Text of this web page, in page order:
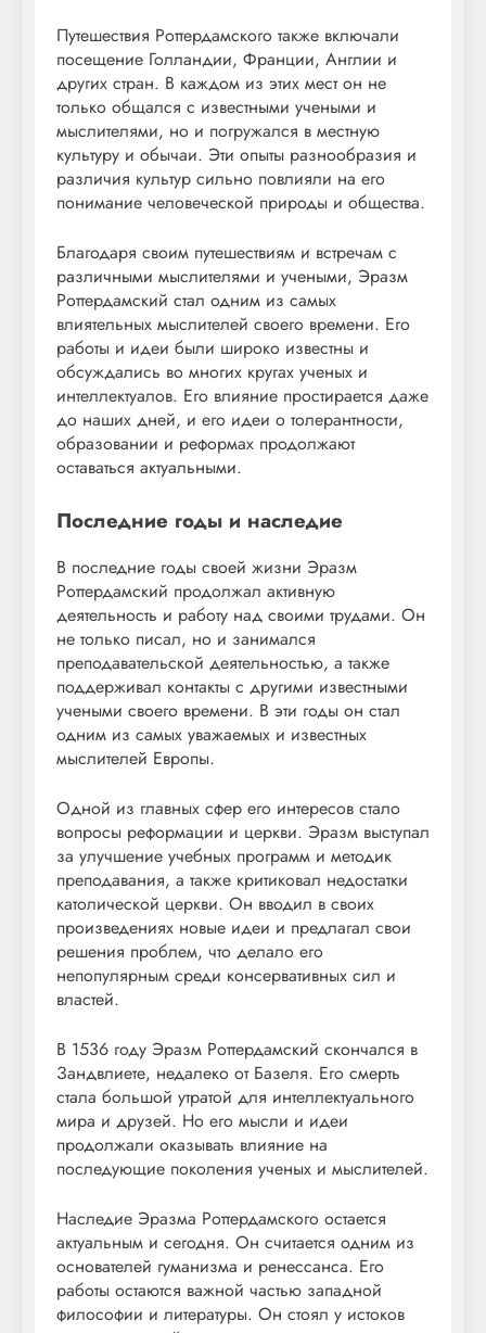
Путешествия Роттердамского также включали
посещение Голландии, Франции, Англии и
других стран. В каждом из этих мест он не
только общался с известными учеными и
мыслителями, но и погружался в местную
культуру и обычаи. Эти опыты разнообразия и
различия культур сильно повлияли на его
понимание человеческой природы и общества.
Благодаря своим путешествиям и встречам с
различными мыслителями и учеными, Эразм
Роттердамский стал одним из самых
влиятельных мыслителей своего времени. Его
работы и идеи были широко известны и
обсуждались во многих кругах ученых и
интеллектуалов. Его влияние простирается даже
до наших дней, и его идеи о толерантности,
образовании и реформах продолжают
оставаться актуальными.
Последние годы и наследие
В последние годы своей жизни Эразм
Роттердамский продолжал активную
деятельность и работу над своими трудами. Он
не только писал, но и занимался
преподавательской деятельностью, а также
поддерживал контакты с другими известными
учеными своего времени. В эти годы он стал
одним из самых уважаемых и известных
мыслителей Европы.
Одной из главных сфер его интересов стало
вопросы реформации и церкви. Эразм выступал
за улучшение учебных программ и методик
преподавания, а также критиковал недостатки
католической церкви. Он вводил в своих
произведениях новые идеи и предлагал свои
решения проблем, что делало его
непопулярным среди консервативных сил и
властей.
В 1536 году Эразм Роттердамский скончался в
Зандвлиете, недалеко от Базеля. Его смерть
стала большой утратой для интеллектуального
мира и друзей. Но его мысли и идеи
продолжали оказывать влияние на
последующие поколения ученых и мыслителей.
Наследие Эразма Роттердамского остается
актуальным и сегодня. Он считается одним из
основателей гуманизма и ренессанса. Его
работы остаются важной частью западной
философии и литературы. Он стоял у истоков